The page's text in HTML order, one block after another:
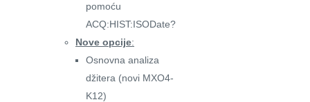
pomoću
ACQ:HIST:ISODate?
Nove opcije:
Osnovna analiza
džitera (novi MXO4-
K12)